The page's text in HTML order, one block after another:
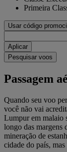
Primeira
Usar código
Aplicar
Pesquisar voos
Passagem
Quando seu voo
você não vai
Lumpur em malaio
longo das margens
mineração de
cidade do país,